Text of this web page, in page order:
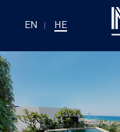
EN | HE